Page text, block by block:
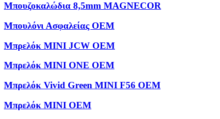
Μπουζοκαλώδια 8,5mm MAGNECOR
Μπουλόνι Ασφαλείας OEM
Μπρελόκ MINI JCW OEM
Μπρελόκ MINI ONE OEM
Μπρελόκ Vivid Green MINI F56 OEM
Μπρελόκ ΜΙΝΙ OEM